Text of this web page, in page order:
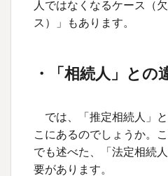
人ではなくなるケース（
ス）」もあります。
・「相続人」との
では、「推定相続人」
こにあるのでしょうか。
でも述べた、「法定相続
要があります。